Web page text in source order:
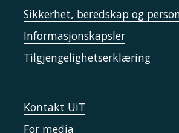
Sikkerhet, beredskap og
Informasjonskapsler
Tilgjengelighetserklæring
Kontakt UiT
For media